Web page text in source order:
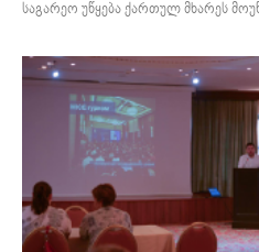
საგარეო უწყება ქართულ მხარეს